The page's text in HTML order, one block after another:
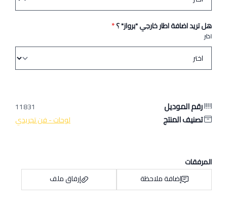
هل تريد اضافة اطار خارجي "برواز" ؟*
اختر
رقم الموديل 11831
تصنيف المنتج لوحات - فن تجريدي
المرفقات
إضافة ملاحظة
إرفاق ملف